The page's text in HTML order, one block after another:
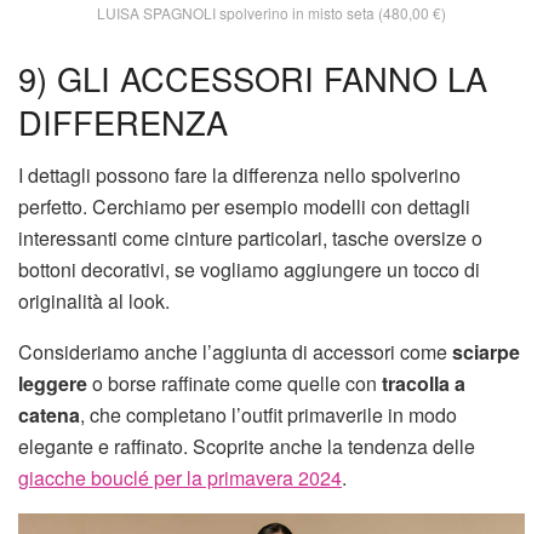
LUISA SPAGNOLI spolverino in misto seta (480,00 €)
9) GLI ACCESSORI FANNO LA
DIFFERENZA
I dettagli possono fare la differenza nello spolverino
perfetto. Cerchiamo per esempio modelli con dettagli
interessanti come cinture particolari, tasche oversize o
bottoni decorativi, se vogliamo aggiungere un tocco di
originalità al look.
Consideriamo anche l’aggiunta di accessori comesciarpe
leggereo borse raffinate come quelle con tracolla a
catena, che completano l’outfit primaverile in modo
elegante e raffinato. Scoprite anche la tendenza delle
giacche bouclé per la primavera 2024.